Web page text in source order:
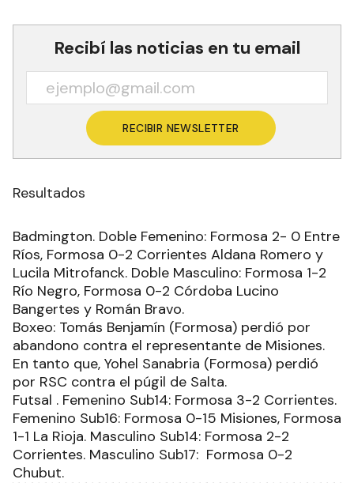
Recibí las noticias en tu email
RECIBIR NEWSLETTER
Resultados
Badmington. Doble Femenino: Formosa 2- 0 Entre
Ríos, Formosa 0-2 Corrientes Aldana Romero y
Lucila Mitrofanck. Doble Masculino: Formosa 1-2
Río Negro, Formosa 0-2 Córdoba Lucino
Bangertes y Román Bravo.
Boxeo: Tomás Benjamín (Formosa) perdió por
abandono contra el representante de Misiones.
En tanto que, Yohel Sanabria (Formosa) perdió
por RSC contra el púgil de Salta.
Futsal . Femenino Sub14: Formosa 3-2 Corrientes.
Femenino Sub16: Formosa 0-15 Misiones, Formosa
1-1 La Rioja. Masculino Sub14: Formosa 2-2
Corrientes. Masculino Sub17: Formosa 0-2
Chubut.